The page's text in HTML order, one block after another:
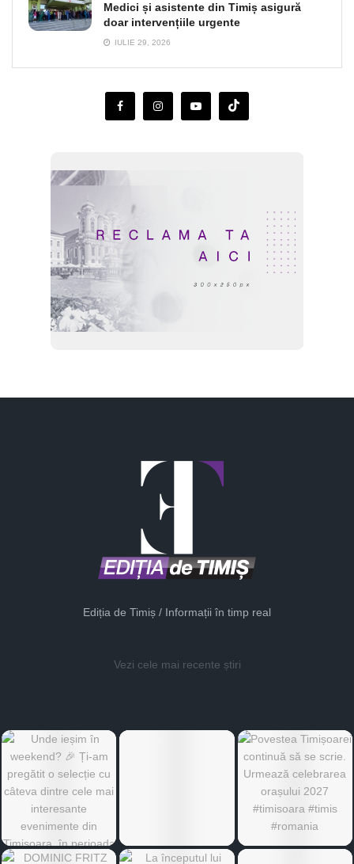
Medici și asistente din Timiș asigură
doar intervențiile urgente
IULIE 29, 2026
Ediția de Timiș / Informații în timp real
Vezi cele mai recente știri